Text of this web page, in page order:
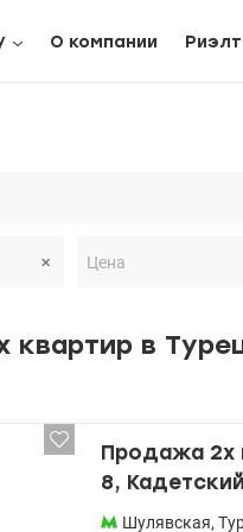
О компании
в
Продажа 2х
8,
Шулявская,